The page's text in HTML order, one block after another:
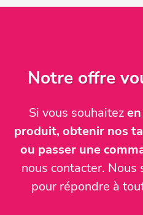
Notre offre
Si vous souhaitez
produit, obtenir nos
ou passer une
nous contacter.
pour répondre à